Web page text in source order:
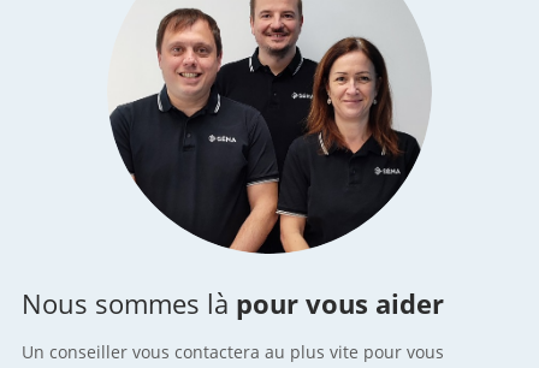
Nous sommes là pour vous aider
Un conseiller vous contactera au plus vite pour vous